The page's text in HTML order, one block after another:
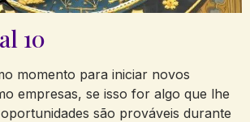
10
momento para iniciar novos
empresas, se isso for algo que lhe
são prováveis durante